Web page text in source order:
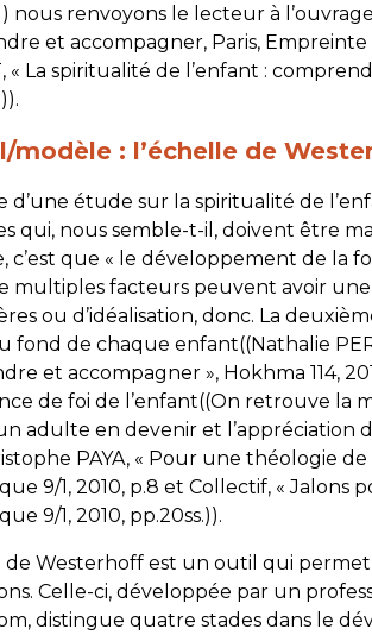
nous renvoyons le lecteur à
et accompagner, Paris,
« La spiritualité de l’enfant :
modèle : l’échelle de
d’une étude sur la spiritualité de
qui, nous semble-t-il, doivent être
c’est que « le développement de la
multiples facteurs peuvent avoir une
ou d’idéalisation, donc. La
fond de chaque enfant((Nathalie
et accompagner », Hokhma 114,
de foi de l’enfant((On retrouve la
adulte en devenir et l’appréciation
PAYA, « Pour une théologie
9/1, 2010, p.8 et Collectif, «
9/1, 2010, pp.20ss.)).
de Westerhoff est un outil qui
Celle-ci, développée par un
distingue quatre stades dans le